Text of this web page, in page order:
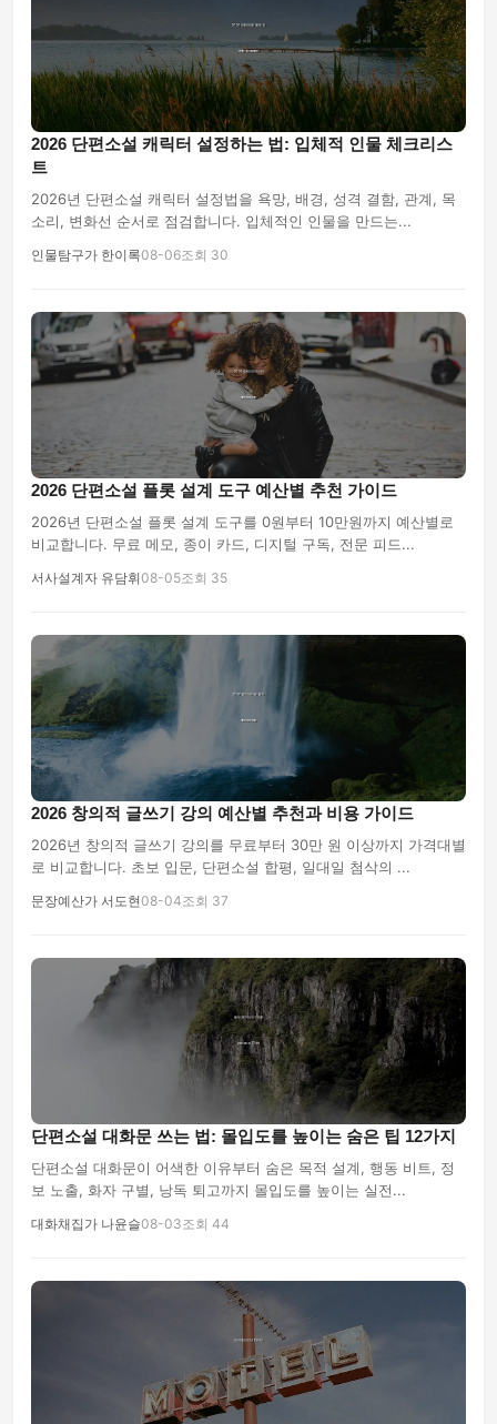
2026 단편소설 캐릭터 설정하는 법: 입체적 인물 체크리스
트
2026년 단편소설 캐릭터 설정법을 욕망, 배경, 성격 결함, 관계, 목
소리, 변화선 순서로 점검합니다. 입체적인 인물을 만드는...
인물탐구가 한이록08-06조회 30
2026 단편소설 플롯 설계 도구 예산별 추천 가이드
2026년 단편소설 플롯 설계 도구를 0원부터 10만원까지 예산별로
비교합니다. 무료 메모, 종이 카드, 디지털 구독, 전문 피드...
서사설계자 유담휘08-05조회 35
2026 창의적 글쓰기 강의 예산별 추천과 비용 가이드
2026년 창의적 글쓰기 강의를 무료부터 30만 원 이상까지 가격대별
로 비교합니다. 초보 입문, 단편소설 합평, 일대일 첨삭의 ...
문장예산가 서도현08-04조회 37
단편소설 대화문 쓰는 법: 몰입도를 높이는 숨은 팁 12가지
단편소설 대화문이 어색한 이유부터 숨은 목적 설계, 행동 비트, 정
보 노출, 화자 구별, 낭독 퇴고까지 몰입도를 높이는 실전...
대화채집가 나윤슬08-03조회 44